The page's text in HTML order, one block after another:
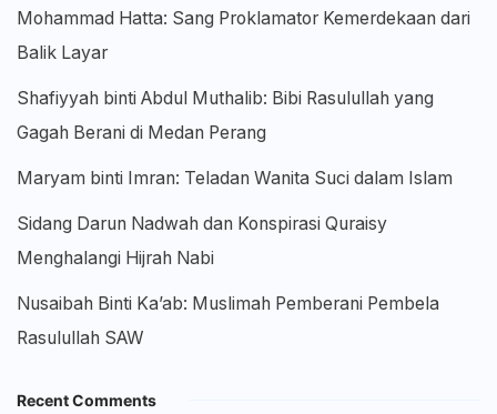
Mohammad Hatta: Sang Proklamator Kemerdekaan dari
Balik Layar
Shafiyyah binti Abdul Muthalib: Bibi Rasulullah yang
Gagah Berani di Medan Perang
Maryam binti Imran: Teladan Wanita Suci dalam Islam
Sidang Darun Nadwah dan Konspirasi Quraisy
Menghalangi Hijrah Nabi
Nusaibah Binti Ka’ab: Muslimah Pemberani Pembela
Rasulullah SAW
Recent Comments